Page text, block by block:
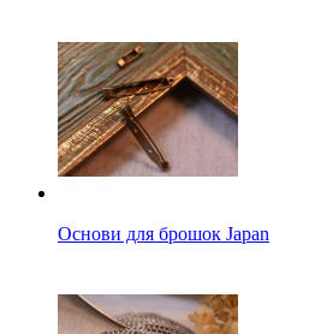
Основи для брошок Japan